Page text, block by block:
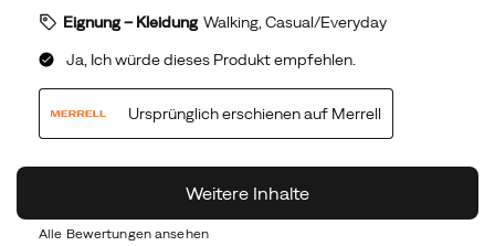
Alle Bewertungen ansehen